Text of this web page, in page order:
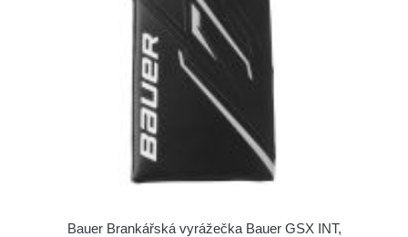
Bauer Brankářská vyrážečka Bauer GSX INT,